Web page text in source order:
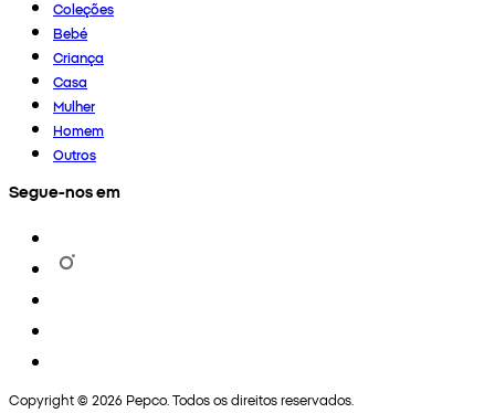
Coleções
Bebé
Criança
Casa
Mulher
Homem
Outros
Segue-nos em
Copyright © 2026 Pepco. Todos os direitos reservados.